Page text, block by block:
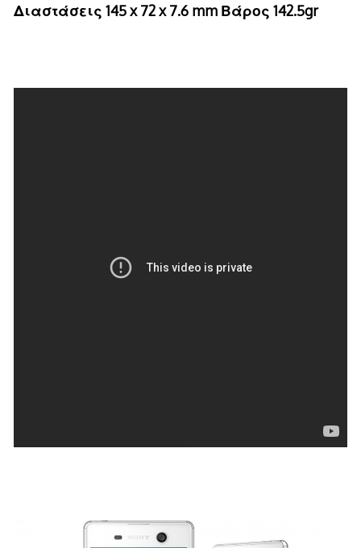
Διαστάσεις 145 x 72 x 7.6 mm Βάρος 142.5gr